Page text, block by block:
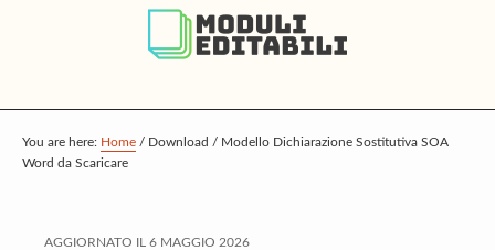
p
t
a
p
t
r
p
t
o
You are here: Home / Download / Modello Dichiarazione Sostitutiva SOA
Word da Scaricare
AGGIORNATO IL 6 MAGGIO 2026